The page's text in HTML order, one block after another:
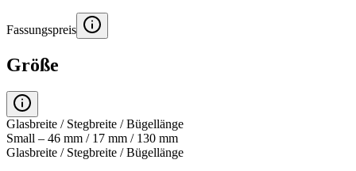
Fassungspreis
Größe
Glasbreite / Stegbreite / Bügellänge
Small – 46 mm / 17 mm / 130 mm
Glasbreite / Stegbreite / Bügellänge